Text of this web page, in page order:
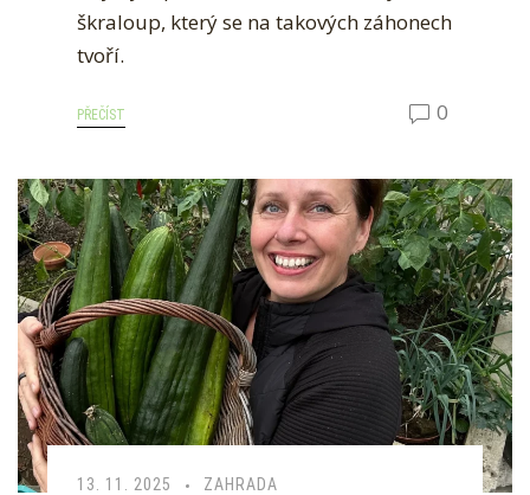
škraloup, který se na takových záhonech
tvoří.
PŘEČÍST 0
13. 11. 2025 ZAHRADA